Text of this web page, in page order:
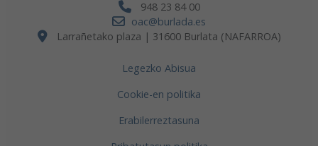
948 23 84 00
oac@burlada.es
Larrañetako plaza | 31600 Burlata (NAFARROA)
Legezko Abisua
Cookie-en politika
Erabilerreztasuna